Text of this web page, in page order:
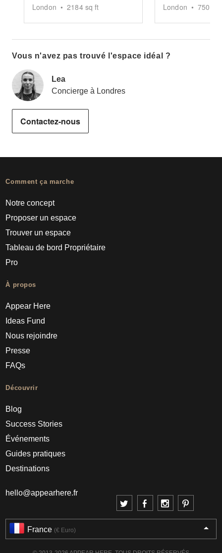
London • 2184sq ft London • 750
Vous n'avez pas trouvé l'espace idéal ?
Lea
Concierge à Londres
Contactez-nous
Comment ça marche
Notre concept
Proposer un espace
Trouver un espace
Tableau de bord Propriétaire
Pro
À propos
Appear Here
Ideas Fund
Nous rejoindre
Presse
FAQs
Découvrir
Blog
Success Stories
Événements
Guides pratiques
Destinations
hello@appearhere.fr
France (€ Euro)